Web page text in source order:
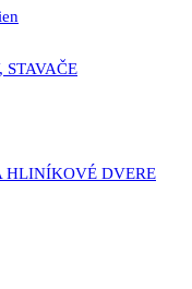
STAVAČE
HLINÍKOVÉ DVERE